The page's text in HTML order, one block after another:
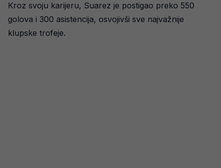
Kroz svoju karijeru, Suarez je postigao preko 550
golova i 300 asistencija, osvojivši sve najvažnije
klupske trofeje.